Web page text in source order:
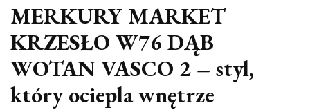
MERKURY MARKET
KRZESŁO W76 DĄB
WOTAN VASCO 2 – styl,
który ociepla wnętrze